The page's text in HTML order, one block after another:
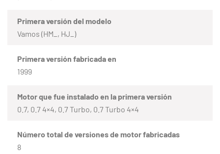
Primera versión del modelo
Vamos (HM_, HJ_)
Primera versión fabricada en
1999
Motor que fue instalado en la primera versión
0.7, 0.7 4×4, 0.7 Turbo, 0.7 Turbo 4×4
Número total de versiones de motor fabricadas
8